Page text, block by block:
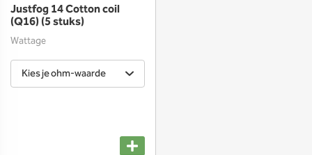
Justfog 14 Cotton coil
(Q16) (5 stuks)
Wattage
Kies je ohm-waarde